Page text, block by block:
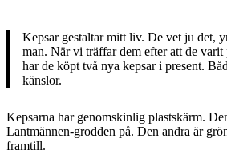
Kepsar gestaltar mitt liv. De vet ju det,
man. När vi träffar dem efter att de varit
har de köpt två nya kepsar i present.
känslor.
Kepsarna har genomskinlig plastskärm.
Lantmännen-grodden på. Den andra är
framtill.